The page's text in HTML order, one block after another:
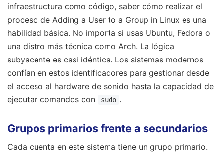
infraestructura como código, saber cómo realizar el
proceso de Adding a User to a Group in Linux es una
habilidad básica. No importa si usas Ubuntu, Fedora o
una distro más técnica como Arch. La lógica
subyacente es casi idéntica. Los sistemas modernos
confían en estos identificadores para gestionar desde
el acceso al hardware de sonido hasta la capacidad de
ejecutar comandos con
sudo .
Grupos primarios frente a secundarios
Cada cuenta en este sistema tiene un grupo primario.